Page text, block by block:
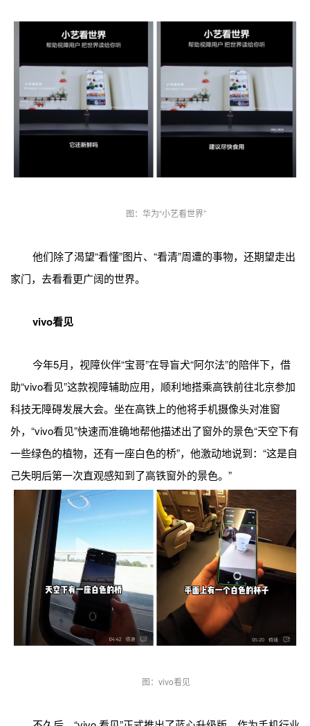
图：华为“小艺看世界”
他们除了渴望“看懂”图片、“看清”周遭的事物，还期望走出
家门，去看看更广阔的世界。
vivo看见
今年5月，视障伙伴“宝哥”在导盲犬“阿尔法”的陪伴下，借
助“vivo看见”这款视障辅助应用，顺利地搭乘高铁前往北京参加
科技无障碍发展大会。坐在高铁上的他将手机摄像头对准窗
外，“vivo看见”快速而准确地帮他描述出了窗外的景色“天空下有
一些绿色的植物，还有一座白色的桥”，他激动地说到：“这是自
己失明后第一次直观感知到了高铁窗外的景色。”
图：vivo看见